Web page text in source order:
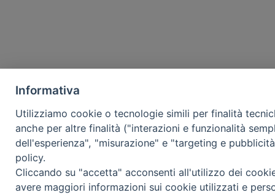
Informativa
Utilizziamo cookie o tecnologie simili per finalità
anche per altre finalità ("interazioni e funzionalità
dell'esperienza", "misurazione" e "targeting e
policy.
Cliccando su "accetta" acconsenti all'utilizzo dei
avere maggiori informazioni sui cookie utilizzati e